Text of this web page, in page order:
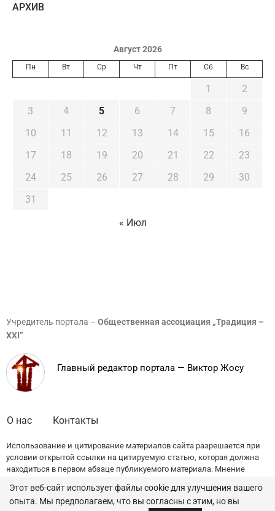
AРХИВ
Август 2026
Пн Вт Ср Чт Пт Сб Вс
1
2
3
4 5 6 7 8
9
10
11 12 13 14 15
16
17
18 19 20 21 22
23
24
25 26 27 28 29
30
31
« Июл
Учредитель портала – Общественная ассоциация „Традиция –
XXI”
Главный редактор портала — Виктор Жосу
О нас Контакты
Использование и цитирование материалов сайта разрешается при
условии открытой ссылки на цитируемую статью, которая должна
находиться в первом абзаце публикуемого материала. Мнение
Этот веб-сайт использует файлы cookie для улучшения вашего
опыта. Мы предполагаем, что вы согласны с этим, но вы